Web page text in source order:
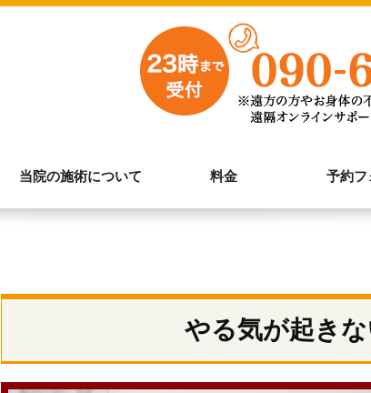
当院の施術について 料金 予約フ
やる気が起き